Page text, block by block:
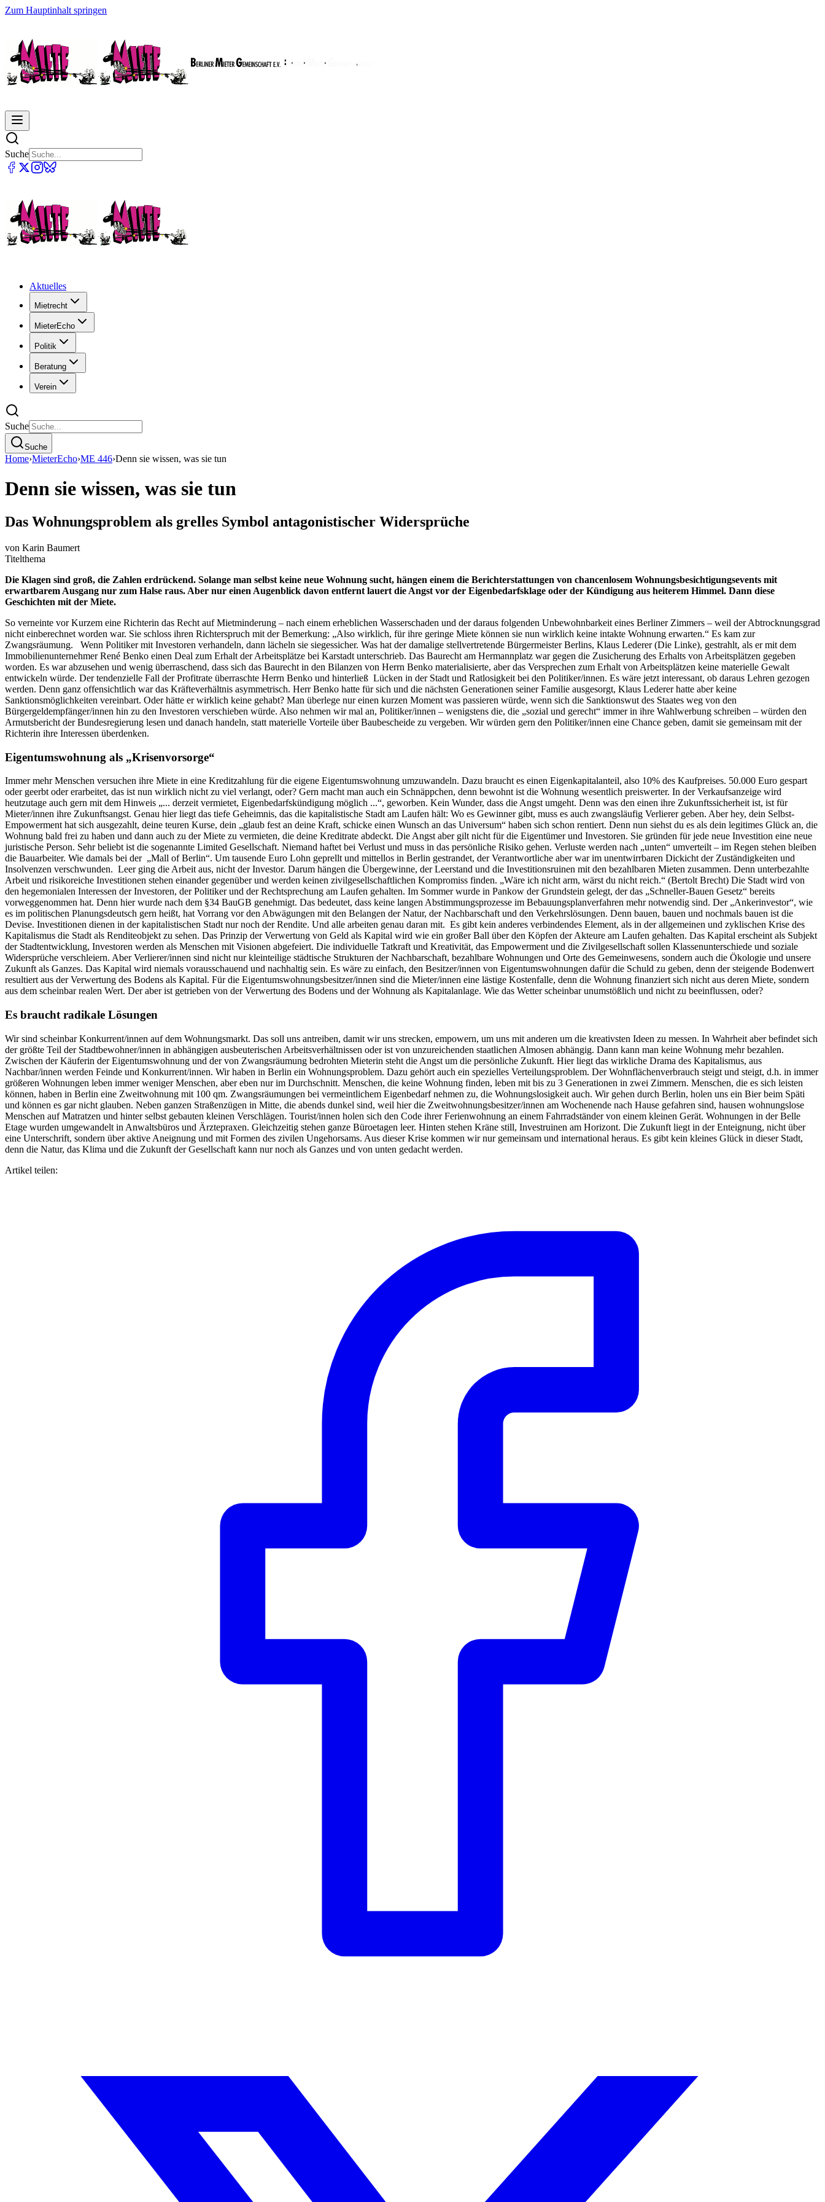
Zum Hauptinhalt springen
Suche
Aktuelles
Mietrecht
MieterEcho
Politik
Beratung
Verein
Suche
Suche
Home›MieterEcho›ME 446›Denn sie wissen, was sie tun
Denn sie wissen, was sie tun
Das Wohnungsproblem als grelles Symbol antagonistischer Widersprüche
von Karin Baumert
Titelthema
Die Klagen sind groß, die Zahlen erdrückend. Solange man selbst keine neue Wohnung sucht, hängen einem die Berichterstattungen von chancenlosem Wohnungsbesichtigungsevents mit
erwartbarem Ausgang nur zum Halse raus. Aber nur einen Augenblick davon entfernt lauert die Angst vor der Eigenbedarfsklage oder der Kündigung aus heiterem Himmel. Dann diese
Geschichten mit der Miete.
So verneinte vor Kurzem eine Richterin das Recht auf Mietminderung – nach einem erheblichen Wasserschaden und der daraus folgenden Unbewohnbarkeit eines Berliner Zimmers – weil der Abtrocknungsgrad
nicht einberechnet worden war. Sie schloss ihren Richterspruch mit der Bemerkung: „Also wirklich, für ihre geringe Miete können sie nun wirklich keine intakte Wohnung erwarten.“ Es kam zur
Zwangsräumung. Wenn Politiker mit Investoren verhandeln, dann lächeln sie siegessicher. Was hat der damalige stellvertretende Bürgermeister Berlins, Klaus Lederer (Die Linke), gestrahlt, als er mit dem
Immobilienunternehmer René Benko einen Deal zum Erhalt der Arbeitsplätze bei Karstadt unterschrieb. Das Baurecht am Hermannplatz war gegen die Zusicherung des Erhalts von Arbeitsplätzen gegeben
worden. Es war abzusehen und wenig überraschend, dass sich das Baurecht in den Bilanzen von Herrn Benko materialisierte, aber das Versprechen zum Erhalt von Arbeitsplätzen keine materielle Gewalt
entwickeln würde. Der tendenzielle Fall der Profitrate überraschte Herrn Benko und hinterließ Lücken in der Stadt und Ratlosigkeit bei den Politiker/innen. Es wäre jetzt interessant, ob daraus Lehren gezogen
werden. Denn ganz offensichtlich war das Kräfteverhältnis asymmetrisch. Herr Benko hatte für sich und die nächsten Generationen seiner Familie ausgesorgt, Klaus Lederer hatte aber keine
Sanktionsmöglichkeiten vereinbart. Oder hätte er wirklich keine gehabt? Man überlege nur einen kurzen Moment was passieren würde, wenn sich die Sanktionswut des Staates weg von den
Bürgergeldempfänger/innen hin zu den Investoren verschieben würde. Also nehmen wir mal an, Politiker/innen – wenigstens die, die „sozial und gerecht“ immer in ihre Wahlwerbung schreiben – würden den
Armutsbericht der Bundesregierung lesen und danach handeln, statt materielle Vorteile über Baubescheide zu vergeben. Wir würden gern den Politiker/innen eine Chance geben, damit sie gemeinsam mit der
Richterin ihre Interessen überdenken.
Eigentumswohnung als „Krisenvorsorge“
Immer mehr Menschen versuchen ihre Miete in eine Kreditzahlung für die eigene Eigentumswohnung umzuwandeln. Dazu braucht es einen Eigenkapitalanteil, also 10% des Kaufpreises. 50.000 Euro gespart
oder geerbt oder erarbeitet, das ist nun wirklich nicht zu viel verlangt, oder? Gern macht man auch ein Schnäppchen, denn bewohnt ist die Wohnung wesentlich preiswerter. In der Verkaufsanzeige wird
heutzutage auch gern mit dem Hinweis „... derzeit vermietet, Eigenbedarfskündigung möglich ...“, geworben. Kein Wunder, dass die Angst umgeht. Denn was den einen ihre Zukunftssicherheit ist, ist für
Mieter/innen ihre Zukunftsangst. Genau hier liegt das tiefe Geheimnis, das die kapitalistische Stadt am Laufen hält: Wo es Gewinner gibt, muss es auch zwangsläufig Verlierer geben. Aber hey, dein Selbst-
Empowerment hat sich ausgezahlt, deine teuren Kurse, dein „glaub fest an deine Kraft, schicke einen Wunsch an das Universum“ haben sich schon rentiert. Denn nun siehst du es als dein legitimes Glück an, die
Wohnung bald frei zu haben und dann auch zu der Miete zu vermieten, die deine Kreditrate abdeckt. Die Angst aber gilt nicht für die Eigentümer und Investoren. Sie gründen für jede neue Investition eine neue
juristische Person. Sehr beliebt ist die sogenannte Limited Gesellschaft. Niemand haftet bei Verlust und muss in das persönliche Risiko gehen. Verluste werden nach „unten“ umverteilt – im Regen stehen bleiben
die Bauarbeiter. Wie damals bei der „Mall of Berlin“. Um tausende Euro Lohn geprellt und mittellos in Berlin gestrandet, der Verantwortliche aber war im unentwirrbaren Dickicht der Zuständigkeiten und
Insolvenzen verschwunden. Leer ging die Arbeit aus, nicht der Investor. Darum hängen die Übergewinne, der Leerstand und die Investitionsruinen mit den bezahlbaren Mieten zusammen. Denn unterbezahlte
Arbeit und risikoreiche Investitionen stehen einander gegenüber und werden keinen zivilgesellschaftlichen Kompromiss finden. „Wäre ich nicht arm, wärst du nicht reich.“ (Bertolt Brecht) Die Stadt wird von
den hegemonialen Interessen der Investoren, der Politiker und der Rechtsprechung am Laufen gehalten. Im Sommer wurde in Pankow der Grundstein gelegt, der das „Schneller-Bauen Gesetz“ bereits
vorweggenommen hat. Denn hier wurde nach dem §34 BauGB genehmigt. Das bedeutet, dass keine langen Abstimmungsprozesse im Bebauungsplanverfahren mehr notwendig sind. Der „Ankerinvestor“, wie
es im politischen Planungsdeutsch gern heißt, hat Vorrang vor den Abwägungen mit den Belangen der Natur, der Nachbarschaft und den Verkehrslösungen. Denn bauen, bauen und nochmals bauen ist die
Devise. Investitionen dienen in der kapitalistischen Stadt nur noch der Rendite. Und alle arbeiten genau daran mit. Es gibt kein anderes verbindendes Element, als in der allgemeinen und zyklischen Krise des
Kapitalismus die Stadt als Renditeobjekt zu sehen. Das Prinzip der Verwertung von Geld als Kapital wird wie ein großer Ball über den Köpfen der Akteure am Laufen gehalten. Das Kapital erscheint als Subjekt
der Stadtentwicklung, Investoren werden als Menschen mit Visionen abgefeiert. Die individuelle Tatkraft und Kreativität, das Empowerment und die Zivilgesellschaft sollen Klassenunterschiede und soziale
Widersprüche verschleiern. Aber Verlierer/innen sind nicht nur kleinteilige städtische Strukturen der Nachbarschaft, bezahlbare Wohnungen und Orte des Gemeinwesens, sondern auch die Ökologie und unsere
Zukunft als Ganzes. Das Kapital wird niemals vorausschauend und nachhaltig sein. Es wäre zu einfach, den Besitzer/innen von Eigentumswohnungen dafür die Schuld zu geben, denn der steigende Bodenwert
resultiert aus der Verwertung des Bodens als Kapital. Für die Eigentumswohnungsbesitzer/innen sind die Mieter/innen eine lästige Kostenfalle, denn die Wohnung finanziert sich nicht aus deren Miete, sondern
aus dem scheinbar realen Wert. Der aber ist getrieben von der Verwertung des Bodens und der Wohnung als Kapitalanlage. Wie das Wetter scheinbar unumstößlich und nicht zu beeinflussen, oder?
Es braucht radikale Lösungen
Wir sind scheinbar Konkurrent/innen auf dem Wohnungsmarkt. Das soll uns antreiben, damit wir uns strecken, empowern, um uns mit anderen um die kreativsten Ideen zu messen. In Wahrheit aber befindet sich
der größte Teil der Stadtbewohner/innen in abhängigen ausbeuterischen Arbeitsverhältnissen oder ist von unzureichenden staatlichen Almosen abhängig. Dann kann man keine Wohnung mehr bezahlen.
Zwischen der Käuferin der Eigentumswohnung und der von Zwangsräumung bedrohten Mieterin steht die Angst um die persönliche Zukunft. Hier liegt das wirkliche Drama des Kapitalismus, aus
Nachbar/innen werden Feinde und Konkurrent/innen. Wir haben in Berlin ein Wohnungsproblem. Dazu gehört auch ein spezielles Verteilungsproblem. Der Wohnflächenverbrauch steigt und steigt, d.h. in immer
größeren Wohnungen leben immer weniger Menschen, aber eben nur im Durchschnitt. Menschen, die keine Wohnung finden, leben mit bis zu 3 Generationen in zwei Zimmern. Menschen, die es sich leisten
können, haben in Berlin eine Zweitwohnung mit 100 qm. Zwangsräumungen bei vermeintlichem Eigenbedarf nehmen zu, die Wohnungslosigkeit auch. Wir gehen durch Berlin, holen uns ein Bier beim Späti
und können es gar nicht glauben. Neben ganzen Straßenzügen in Mitte, die abends dunkel sind, weil hier die Zweitwohnungsbesitzer/innen am Wochenende nach Hause gefahren sind, hausen wohnungslose
Menschen auf Matratzen und hinter selbst gebauten kleinen Verschlägen. Tourist/innen holen sich den Code ihrer Ferienwohnung an einem Fahrradständer von einem kleinen Gerät. Wohnungen in der Belle
Etage wurden umgewandelt in Anwaltsbüros und Ärztepraxen. Gleichzeitig stehen ganze Büroetagen leer. Hinten stehen Kräne still, Investruinen am Horizont. Die Zukunft liegt in der Enteignung, nicht über
eine Unterschrift, sondern über aktive Aneignung und mit Formen des zivilen Ungehorsams. Aus dieser Krise kommen wir nur gemeinsam und international heraus. Es gibt kein kleines Glück in dieser Stadt,
denn die Natur, das Klima und die Zukunft der Gesellschaft kann nur noch als Ganzes und von unten gedacht werden.
Artikel teilen: